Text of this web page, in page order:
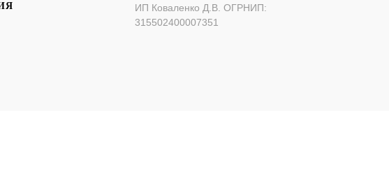
ИП Коваленко Д.В. ОГРНИП:
315502400007351